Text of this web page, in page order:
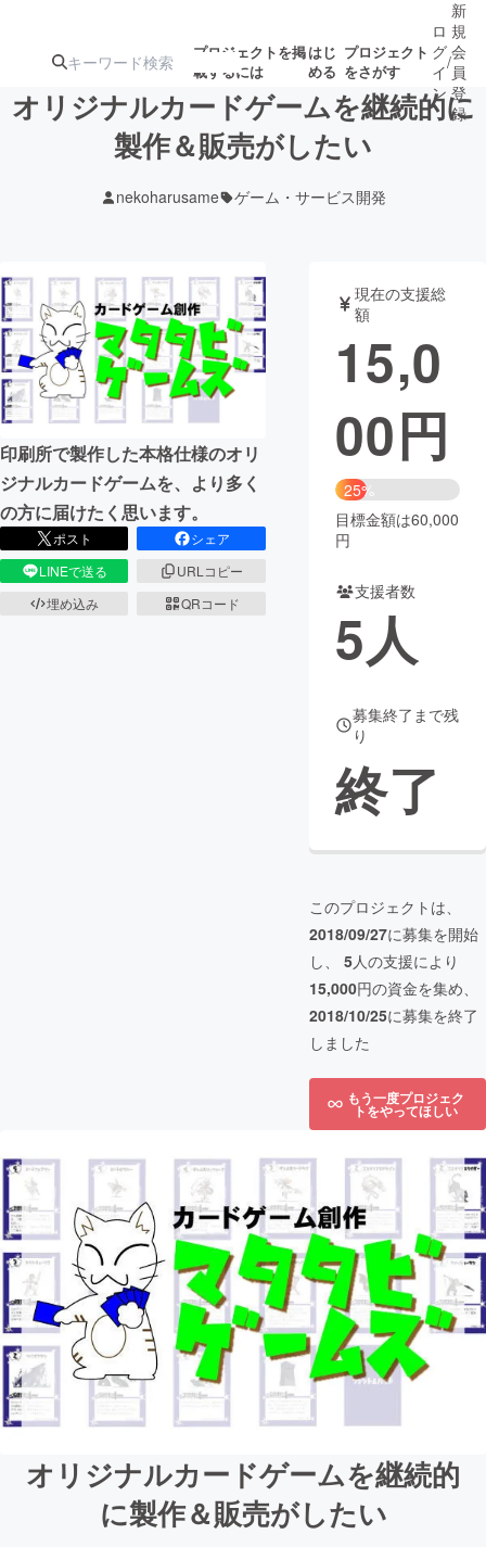
プロジェクトを掲
載するには
はじ
める
プロジェクト
をさがす
ターン
ジェクト
ロジェクト
アート・写真 音楽
テクノロジー・ガジェット ゲーム・
映像・映画 書籍・雑誌
ビジネス・起業 チャレンジ
まちづくり・地域活性化
CAMPFIRE for Social Good
CAMPFIRE Creation
コミュニティ
ロ
グ
イ
ン
/
新
規
会
員
登
録
オリジナルカードゲームを継続的に
製作＆販売がしたい
nekoharusame ゲーム・サービス開発
印刷所で製作した本格仕様のオリ
ジナルカードゲームを、より多く
の方に届けたく思います。
ポスト
シェア
LINEで送る
URLコピー
埋め込み
QRコード
現在の支援総
額
15,0
00円
25%
目標金額は60,000
円
支援者数
5人
募集終了まで残
り
終了
このプロジェクトは、
2018/09/27に募集を開始
し、 5人の支援により
15,000円の資金を集め、
2018/10/25に募集を終了
しました
もう一度プロジェク
トをやってほしい
オリジナルカードゲームを継続的
に製作＆販売がしたい